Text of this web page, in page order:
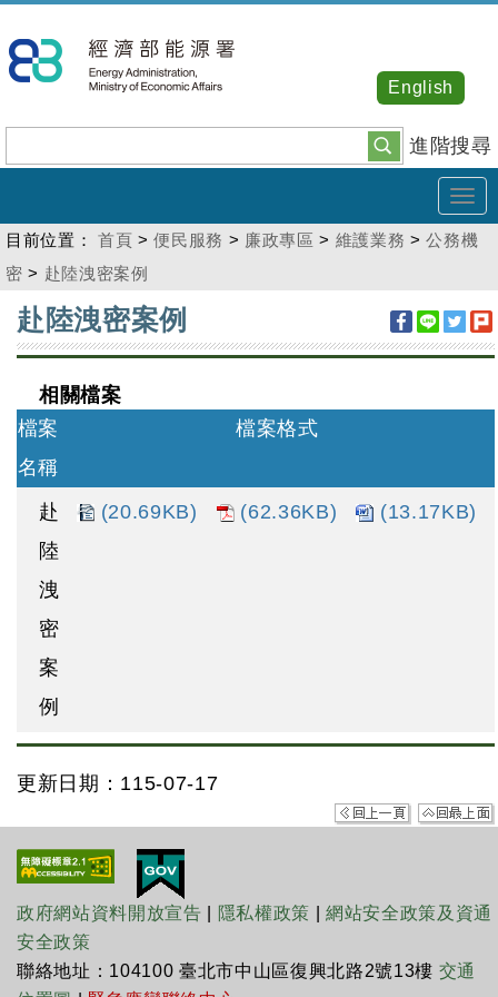
到
主
內
容
進階搜尋
English
目前位置： 首頁 >便民服務 > 廉政專區 > 維護業務 >公務機
密 > 赴陸洩密案例
:::
赴陸洩密案例
相關檔案
檔案
名稱
檔案格式
赴
陸
洩
密
案
例
(20.69KB) (62.36KB) (13.17KB)
更新日期：115-07-17
政府網站資料開放宣告 隱私權政策 |網站安全政策及資通
安全政策
聯絡地址：104100 臺北市中山區復興北路2號13樓 交通